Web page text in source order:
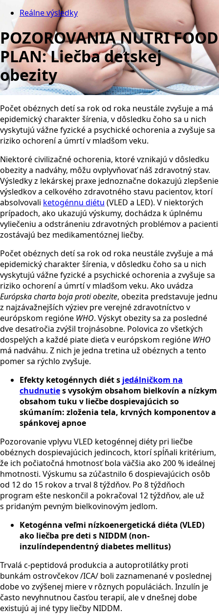
Reálne výsledky
POZOROVANIA NUTRI FOOD
PLAN: Liečba detskej
obezity
Počet obéznych detí sa rok od roka neustále zvyšuje a má
epidemický charakter šírenia, v dôsledku čoho sa u nich
vyskytujú vážne fyzické a psychické ochorenia a zvyšuje sa
riziko ochorení a úmrtí v mladšom veku.
Niektoré civilizačné ochorenia, ktoré vznikajú v dôsledku
obezity a nadváhy, môžu ovplyvňovať náš zdravotný stav.
Výsledky z lekárskej praxe jednoznačne dokazujú zlepšenie
výsledkov a celkového zdravotného stavu pacientov, ktorí
absolvovali ketogénnu diétu (VLED a LED). V niektorých
prípadoch, ako ukazujú výskumy, dochádza k úplnému
vyliečeniu a odstráneniu zdravotných problémov a pacienti
zostávajú bez medikamentóznej liečby.
Počet obéznych detí sa rok od roka neustále zvyšuje a má
epidemický charakter šírenia, v dôsledku čoho sa u nich
vyskytujú vážne fyzické a psychické ochorenia a zvyšuje sa
riziko ochorení a úmrtí v mladšom veku. Ako uvádza
Európska charta boja proti obezite, obezita predstavuje jednu
z najzávažnejších výziev pre verejné zdravotníctvo v
európskom regióne WHO. Výskyt obezity sa za posledné
dve desaťročia zvýšil trojnásobne. Polovica zo všetkých
dospelých a každé piate dieťa v európskom regióne WHO
má nadváhu. Z nich je jedna tretina už obéznych a tento
pomer sa rýchlo zvyšuje.
Efekty ketogénnych diét s jedálničkom na
chudnuties vysokým obsahom bielkovín a nízkym
obsahom tuku v liečbe dospievajúcich so
skúmaním: zloženia tela, krvných komponentov a
spánkovej apnoe
Pozorovanie vplyvu VLED ketogénnej diéty pri liečbe
obéznych dospievajúcich jedincoch, ktorí spĺňali kritérium,
že ich počiatočná hmotnosť bola väčšia ako 200 % ideálnej
hmotnosti. Výskumu sa zúčastnilo 6 dospievajúcich osôb
od 12 do 15 rokov a trval 8 týždňov. Po 8 týždňoch
program ešte neskončil a pokračoval 12 týždňov, ale už
s pridaným pevným bielkovinovým jedlom.
Ketogénna veľmi nízkoenergetická diéta (VLED)
ako liečba pre deti s NIDDM (non-
inzulíndependentný diabetes mellitus)
Trvalá c-peptidová produkcia a autoprotilátky proti
bunkám ostrovčekov /ICA/ boli zaznamenané v poslednej
dobe vo zvýšenej miere v rôznych populáciách. Inzulín je
často nevyhnutnou časťou terapií, ale v dnešnej dobe
existujú aj iné typy liečby NIDDM.